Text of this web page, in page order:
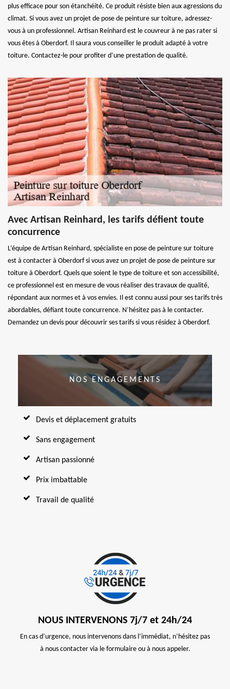
plus efficace pour son étanchéité. Ce produit résiste bien aux agressions du
climat. Si vous avez un projet de pose de peinture sur toiture, adressez-
vous à un professionnel. Artisan Reinhard est le couvreur à ne pas rater si
vous êtes à Oberdorf. Il saura vous conseiller le produit adapté à votre
toiture. Contactez-le pour profiter d’une prestation de qualité.
Avec Artisan Reinhard, les tarifs défient toute
concurrence
L’équipe de Artisan Reinhard, spécialiste en pose de peinture sur toiture
est à contacter à Oberdorf si vous avez un projet de pose de peinture sur
toiture à Oberdorf. Quels que soient le type de toiture et son accessibilité,
ce professionnel est en mesure de vous réaliser des travaux de qualité,
répondant aux normes et à vos envies. Il est connu aussi pour ses tarifs très
abordables, défiant toute concurrence. N’hésitez pas à le contacter.
Demandez un devis pour découvrir ses tarifs si vous résidez à Oberdorf.
NOS ENGAGEMENTS
Devis et déplacement gratuits
Sans engagement
Artisan passionné
Prix imbattable
Travail de qualité
NOUS INTERVENONS 7j/7 et 24h/24
En cas d’urgence, nous intervenons dans l’immédiat, n’hésitez pas
à nous contacter via le formulaire ou à nous appeler.